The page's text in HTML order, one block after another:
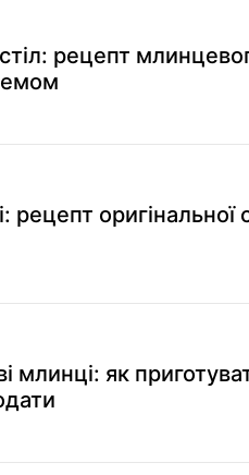
рецепт
рецепт оригінальної
млинці: як